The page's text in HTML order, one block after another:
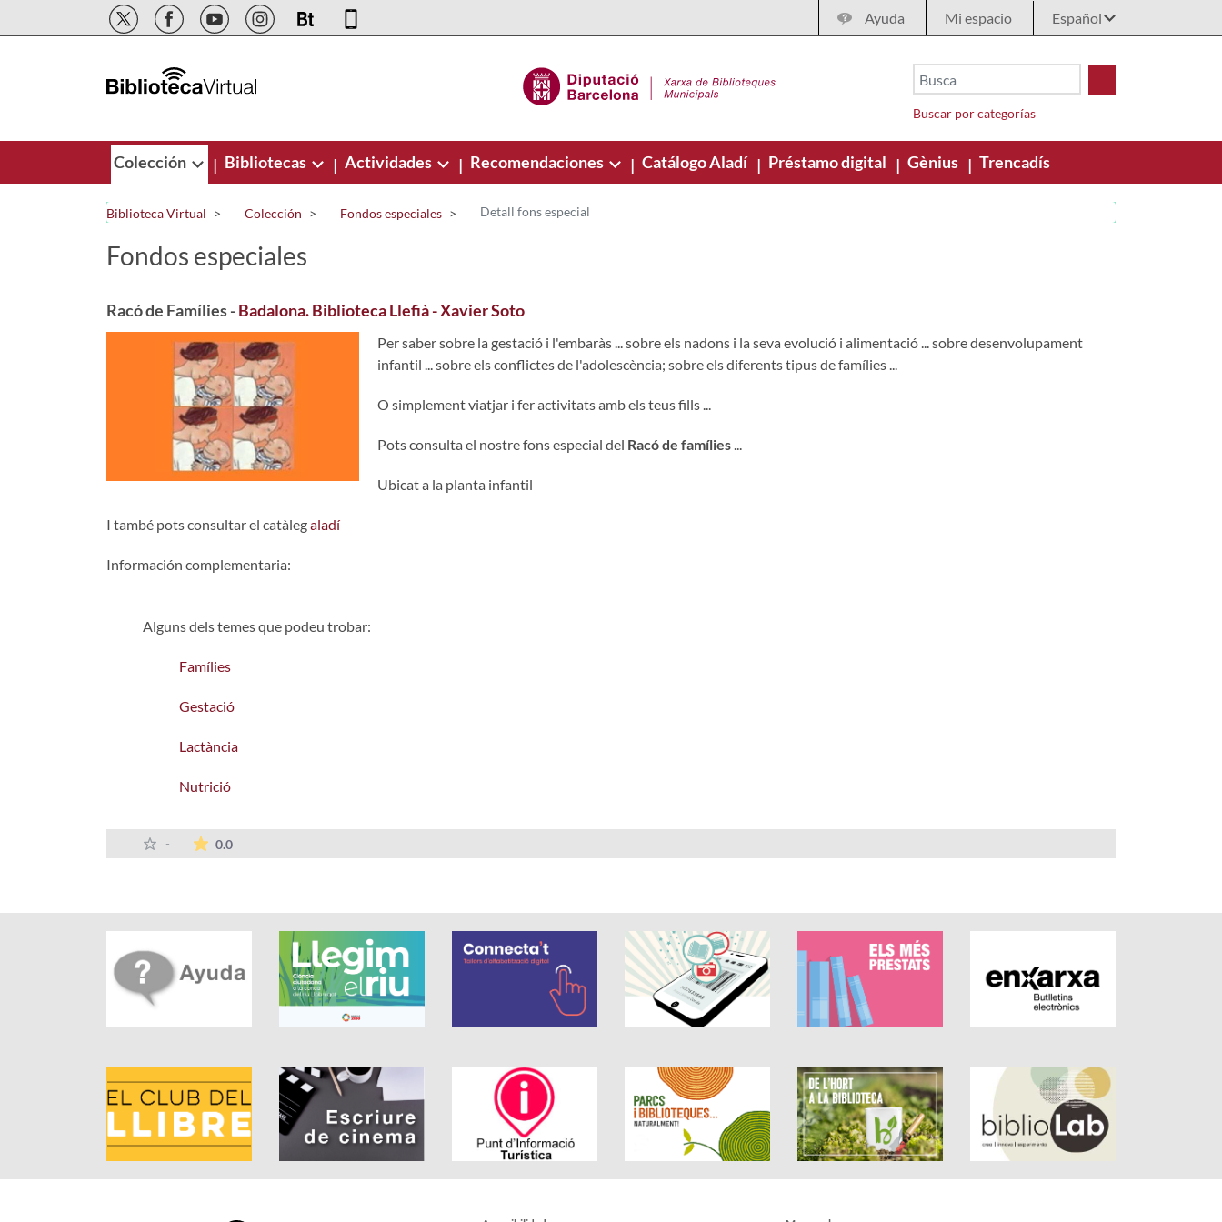
Saltar al contenido principal Ayuda Mi espacio
Buscar por categorías
Colección | Bibliotecas | Actividades | Recomendaciones | Catálogo Aladí | Préstamo digital | Gènius | Trencadís
Biblioteca Virtual Colección Fondos especiales Detall fons especial
Fondos especiales
Racó de Famílies -Badalona. Biblioteca Llefià - Xavier Soto
Per saber sobre la gestació i l'embaràs ... sobre els nadons i la seva evolució i alimentació ... sobre desenvolupament
infantil ... sobre els conflictes de l'adolescència; sobre els diferents tipus de famílies ...
O simplement viatjar i fer activitats amb els teus fills ...
Pots consulta el nostre fons especial del Racó de famílies...
Ubicat a la planta infantil
I també pots consultar el catàlegaladí
Información complementaria:
Alguns dels temes que podeu trobar:
Famílies
Gestació
Lactància
Nutrició
- 0.0La valoración media es de 0 estrellas de 5.